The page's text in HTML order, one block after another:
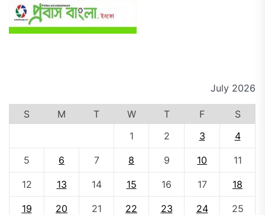
July 2026
S M T W T F
S
1
2 3 4
5 6 7 8 9 10 11
12 13 14 15 16 17 18
19 20 21 22 23 24 25